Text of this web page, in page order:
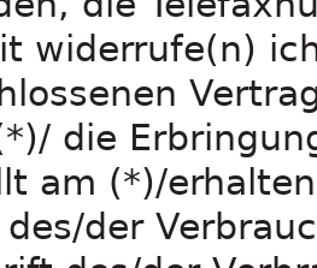
widerrufe(n)
die
am (*)/
der